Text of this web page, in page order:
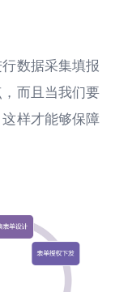
数据采集填报
而且当我们要
样才能够保障